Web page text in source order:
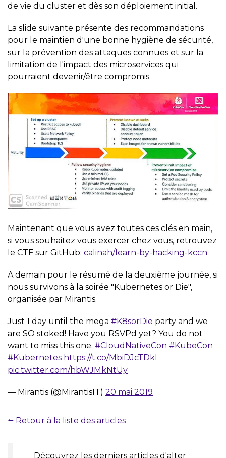
de vie du cluster et dès son déploiement initial.
La slide suivante présente des recommandations
pour le maintien d'une bonne hygiène de sécurité,
sur la prévention des attaques connues et sur la
limitation de l'impact des microservices qui
pourraient devenir/être compromis.
Maintenant que vous avez toutes ces clés en main,
si vous souhaitez vous exercer chez vous, retrouvez
le CTF sur GitHub: calinah/learn-by-hacking-kccn
A demain pour le résumé de la deuxième journée, si
nous survivons à la soirée "Kubernetes or Die",
organisée par Mirantis.
Just 1 day until the mega #K8sorDie party and we
are SO stoked! Have you RSVPd yet? You do not
want to miss this one. #CloudNativeCon #KubeCon
#Kubernetes https://t.co/MbiDJcTDkl
pic.twitter.com/hbWJMkNtUy
— Mirantis (@MirantisIT) 20 mai 2019
⭠ Retour à la liste des articles
Découvrez les derniers articles d'alter